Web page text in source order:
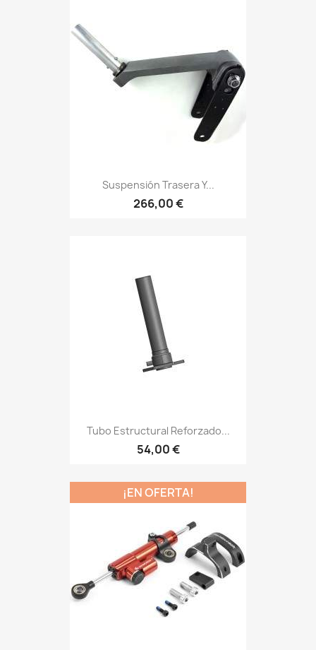
Suspensión Trasera Y...
266,00 €
Tubo Estructural Reforzado...
54,00 €
¡EN OFERTA!